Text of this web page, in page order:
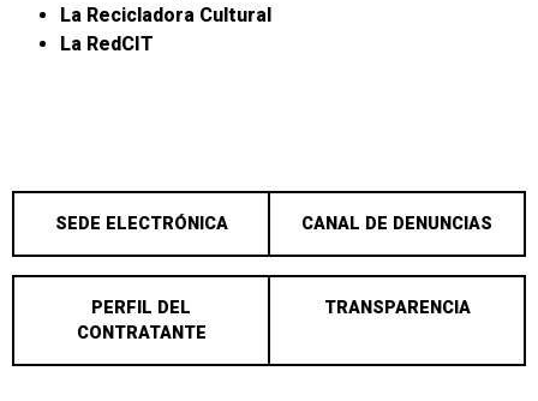
La Recicladora Cultural
La RedCIT
SEDE ELECTRÓNICA CANAL DE DENUNCIAS
PERFIL DEL
CONTRATANTE
TRANSPARENCIA